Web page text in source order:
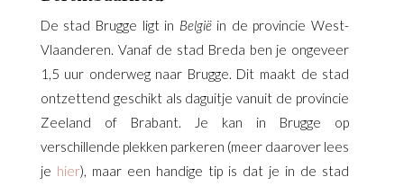
De stad Brugge ligt in België in de provincie West-
Vlaanderen. Vanaf de stad Breda ben je ongeveer
1,5 uur onderweg naar Brugge. Dit maakt de stad
ontzettend geschikt als daguitje vanuit de provincie
Zeeland of Brabant. Je kan in Brugge op
verschillende plekken parkeren (meer daarover lees
je hier), maar een handige tip is dat je in de stad